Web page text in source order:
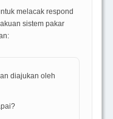
melacak respond
sistem pakar
diajukan oleh